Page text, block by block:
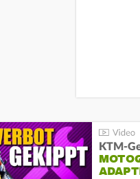
KTM-